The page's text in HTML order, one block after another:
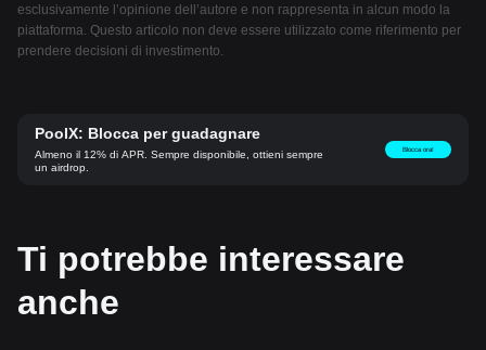
esclusivamente l’opinione dell’autore e non rappresenta in alcun modo la
piattaforma. Questo articolo non deve essere utilizzato come riferimento per
prendere decisioni di investimento.
PoolX: Blocca per guadagnare
Almeno il 12% di APR. Sempre disponibile, ottieni sempre
un airdrop.
Blocca ora!
Ti potrebbe interessare
anche